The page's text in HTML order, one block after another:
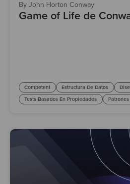
By John Horton Conway
Game of Life de
Competent Estructura De Datos
Tests Basados En Propiedades